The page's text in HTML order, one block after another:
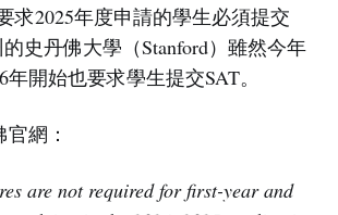
求2025年度申請的學生必須提交
史丹佛大學（Stanford）雖然今年
開始也要求學生提交SAT。
網：
are not required for first-year and